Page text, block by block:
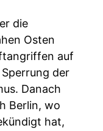
die
Osten
auf
der
Danach
Berlin, wo
hat,